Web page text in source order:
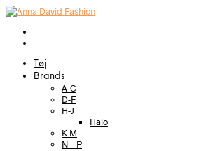
Tøj
Brands
A-C
D-F
H-J
Halo
K-M
N – P